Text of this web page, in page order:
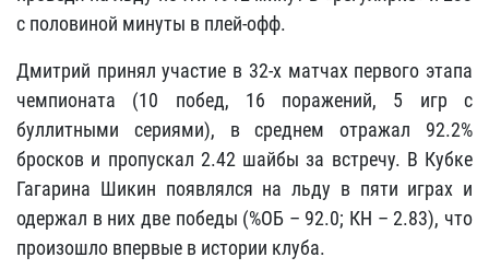
с половиной минуты в плей-офф.
Дмитрий принял участие в 32-х матчах первого этапа
чемпионата (10 побед, 16 поражений, 5 игр с
буллитными сериями), в среднем отражал 92.2%
бросков и пропускал 2.42 шайбы за встречу. В Кубке
Гагарина Шикин появлялся на льду в пяти играх и
одержал в них две победы (%ОБ – 92.0; КН – 2.83), что
произошло впервые в истории клуба.